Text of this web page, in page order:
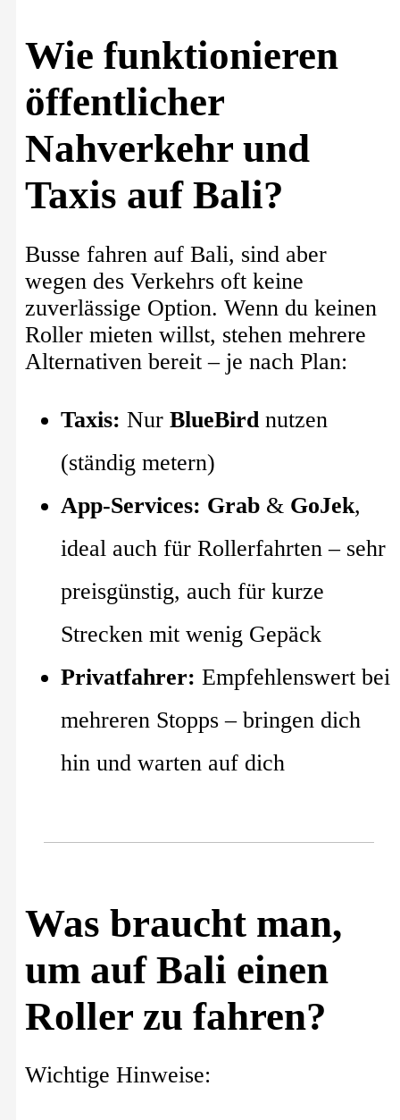
Wie funktionieren
öffentlicher
Nahverkehr und
Taxis auf Bali?
Busse fahren auf Bali, sind aber
wegen des Verkehrs oft keine
zuverlässige Option. Wenn du keinen
Roller mieten willst, stehen mehrere
Alternativen bereit – je nach Plan:
Taxis: Nur BlueBird nutzen
(ständig metern)
App-Services: Grab & GoJek,
ideal auch für Rollerfahrten – sehr
preisgünstig, auch für kurze
Strecken mit wenig Gepäck
Privatfahrer: Empfehlenswert bei
mehreren Stopps – bringen dich
hin und warten auf dich
Was braucht man,
um auf Bali einen
Roller zu fahren?
Wichtige Hinweise: